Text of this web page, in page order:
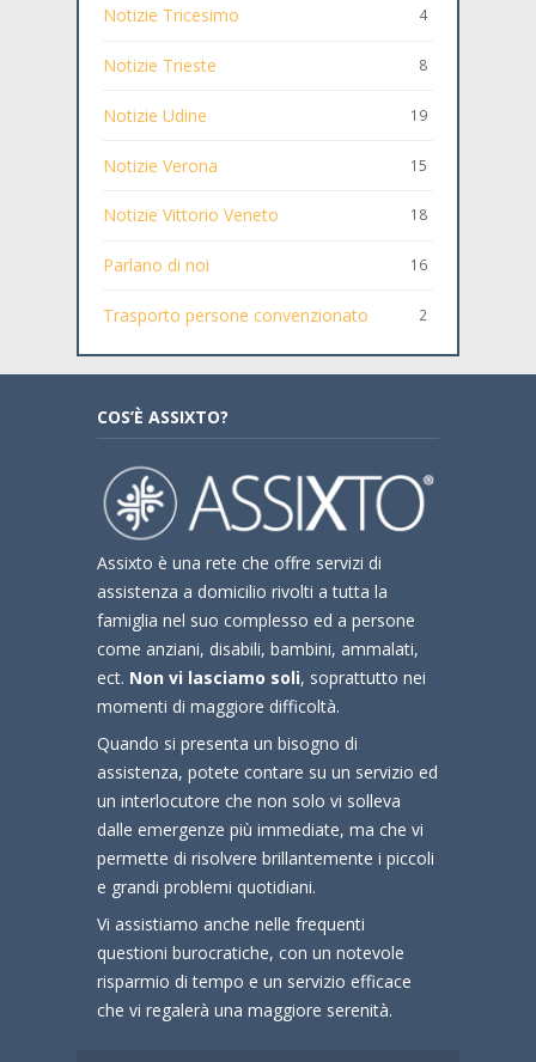
Notizie Tricesimo 4
Notizie Trieste 8
Notizie Udine 19
Notizie Verona 15
Notizie Vittorio Veneto 18
Parlano di noi 16
Trasporto persone convenzionato 2
COS’È ASSIXTO?
Assixto è una rete che offre servizi di
assistenza a domicilio rivolti a tutta la
famiglia nel suo complesso ed a persone
come anziani, disabili, bambini, ammalati,
ect. Non vi lasciamo soli, soprattutto nei
momenti di maggiore difficoltà.
Quando si presenta un bisogno di
assistenza, potete contare su un servizio ed
un interlocutore che non solo vi solleva
dalle emergenze più immediate, ma che vi
permette di risolvere brillantemente i piccoli
e grandi problemi quotidiani.
Vi assistiamo anche nelle frequenti
questioni burocratiche, con un notevole
risparmio di tempo e un servizio efficace
che vi regalerà una maggiore serenità.